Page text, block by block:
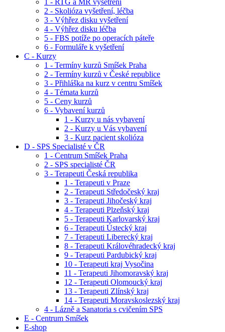
2 - Skolióza vyšetření, léčba
3 - Výhřez disku vyšetření
4 - Výhřez disku léčba
5 - FBS potíže po operacích páteře
6 - Formuláře k vyšetření
C - Kurzy
1 - Termíny kurzů Smíšek Praha
2 - Termíny kurzů v České republice
3 - Přihláška na kurz v centru Smíšek
4 - Témata kurzů
5 - Ceny kurzů
6 - Vybavení kurzů
1 - Kurzy u nás vybavení
2 - Kurzy u Vás vybavení
3 - Kurz pacient skolióza
D - SPS Specialisté v ČR
1 - Centrum Smíšek Praha
2 - SPS specialisté ČR
3 - Terapeuti Česká republika
1 - Terapeuti v Praze
2 - Terapeuti Středočeský kraj
3 - Terapeuti Jihočeský kraj
4 - Terapeuti Plzeňský kraj
5 - Terapeuti Karlovarský kraj
6 - Terapeuti Ústecký kraj
7 - Terapeuti Liberecký kraj
8 - Terapeuti Královéhradecký kraj
9 - Terapeuti Pardubický kraj
10 - Terapeuti kraj Vysočina
11 - Terapeuti Jihomoravský kraj
12 - Terapeuti Olomoucký kraj
13 - Terapeuti Zlínský kraj
14 - Terapeuti Moravskoslezský kraj
4 - Lázně a Sanatoria s cvičením SPS
E - Centrum Smíšek
E-shop